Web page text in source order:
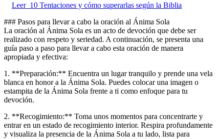
Leer 10 Tentaciones y cómo superarlas según la Biblia
### Pasos para llevar a cabo la oración al Ánima Sola
La oración al Ánima Sola es un acto de devoción que debe ser
realizado con respeto y seriedad. A continuación, se presenta una
guía paso a paso para llevar a cabo esta oración de manera
apropiada y efectiva:
1. **Preparación:** Encuentra un lugar tranquilo y prende una vela
blanca en honor a la Ánima Sola. Puedes colocar una imagen o
estampita de la Ánima Sola frente a ti como enfoque para tu
devoción.
2. **Recogimiento:** Toma unos momentos para concentrarte y
entrar en un estado de recogimiento interior. Respira profundamente
y visualiza la presencia de la Ánima Sola a tu lado, lista para